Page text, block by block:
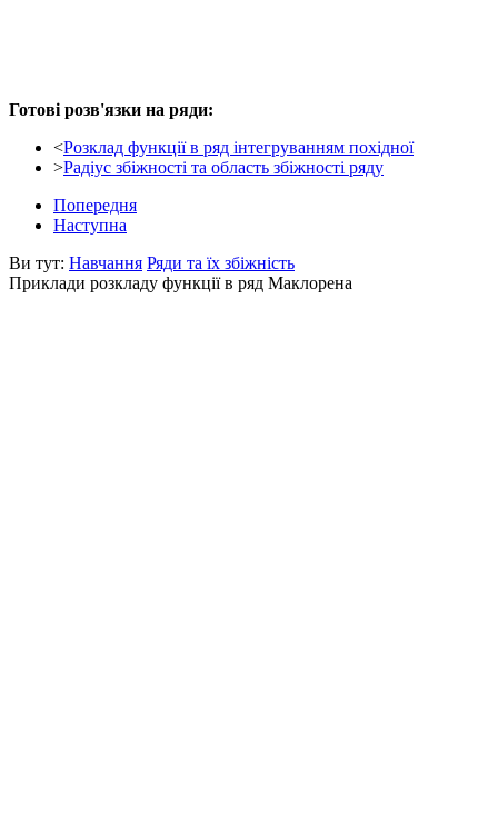
Готові розв'язки на ряди:
<Розклад функції в ряд інтегруванням похідної
>Радіус збіжності та область збіжності ряду
Попередня
Наступна
Ви тут: Навчання Ряди та їх збіжність
Приклади розкладу функції в ряд Маклорена